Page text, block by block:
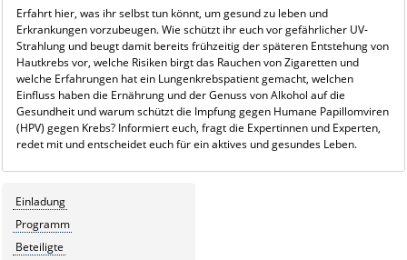
KONTAKT
ANMELDUNG HÄMATOLOGISCHER STAMMTISCH 02.09.2026
Erfahrt hier, was ihr selbst tun könnt, um gesund zu leben und
Erkrankungen vorzubeugen. Wie schützt ihr euch vor gefährlicher UV-
Strahlung und beugt damit bereits frühzeitig der späteren Entstehung von
Hautkrebs vor, welche Risiken birgt das Rauchen von Zigaretten und
welche Erfahrungen hat ein Lungenkrebspatient gemacht, welchen
Einfluss haben die Ernährung und der Genuss von Alkohol auf die
Gesundheit und warum schützt die Impfung gegen Humane Papillomviren
(HPV) gegen Krebs? Informiert euch, fragt die Expertinnen und Experten,
redet mit und entscheidet euch für ein aktives und gesundes Leben.
Einladung
Programm
Beteiligte